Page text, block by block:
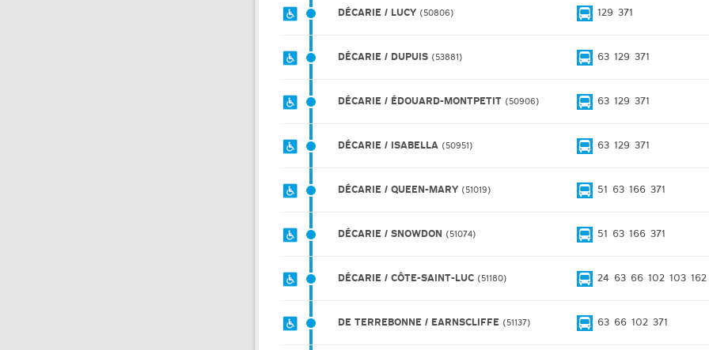
DÉCARIE / LUCY 50806 129 371
DÉCARIE / DUPUIS 53881 63 129 371
DÉCARIE / ÉDOUARD-MONTPETIT 50906 63 129 371
DÉCARIE / ISABELLA 50951 63 129 371
DÉCARIE / QUEEN-MARY 51019 51 63 166 371
DÉCARIE / SNOWDON 51074 51 63 166 371
DÉCARIE / CÔTE-SAINT-LUC 51180 24 63 66 102 103 162
DE TERREBONNE / EARNSCLIFFE 51137 63 66 102 371